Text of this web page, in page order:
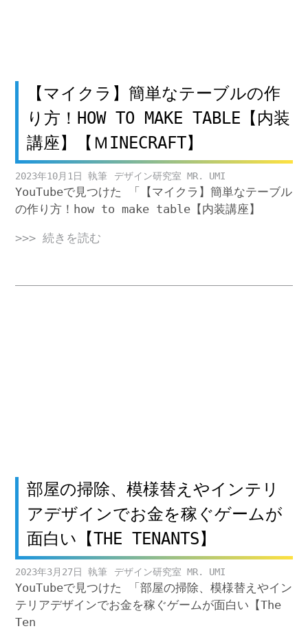
【マイクラ】簡単なテーブルの作
り方！HOW TO MAKE TABLE【内装
講座】【ＭINECRAFT】
2023年10月1日 デザイン研究室 MR. UMI
YouTubeで見つけた 「【マイクラ】簡単なテーブル
の作り方！how to make table【内装講座】
>>> 続きを読む
部屋の掃除、模様替えやインテリ
アデザインでお金を稼ぐゲームが
面白い【THE TENANTS】
2023年3月27日 デザイン研究室 MR. UMI
YouTubeで見つけた 「部屋の掃除、模様替えやイン
テリアデザインでお金を稼ぐゲームが面白い【The
Ten